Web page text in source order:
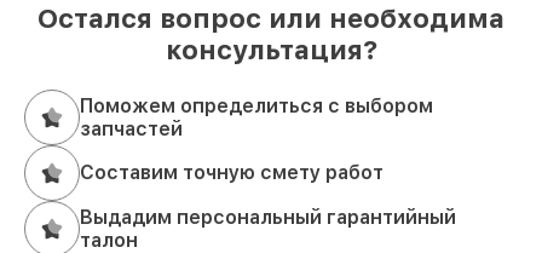
Остался вопрос или необходима
консультация?
Поможем определиться с выбором
запчастей
Составим точную смету работ
Выдадим персональный гарантийный
талон